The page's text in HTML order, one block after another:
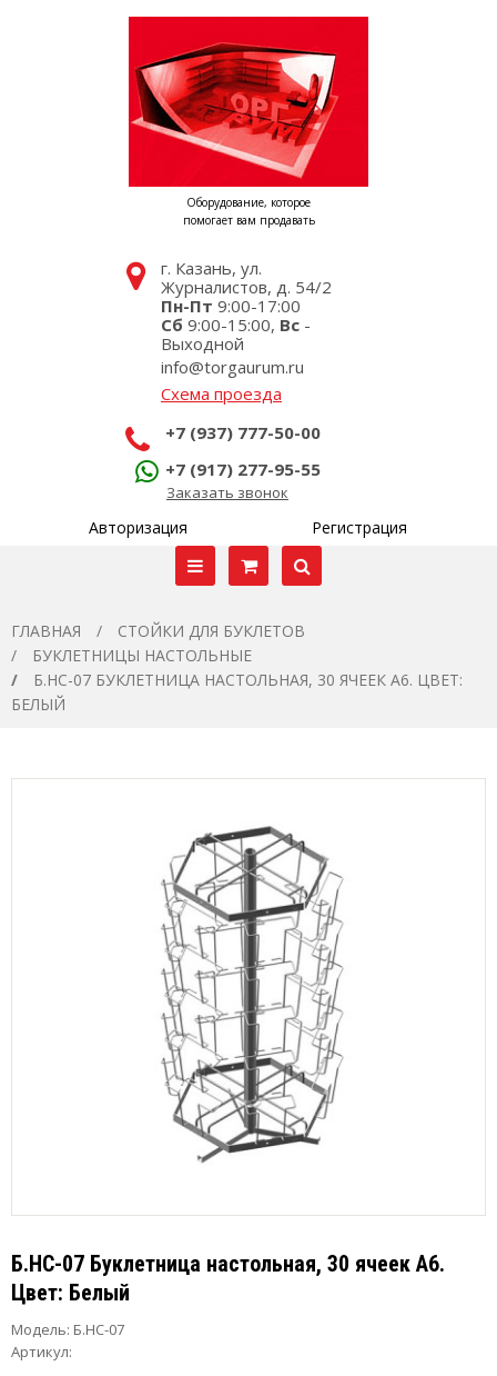
Оборудование, которое
помогает вам продавать
г. Казань, ул.
Журналистов, д. 54/2
Пн-Пт 9:00-17:00
Сб 9:00-15:00, Вс -
Выходной
info@torgaurum.ru
Схема проезда
+7 (937) 777-50-00
+7 (917) 277-95-55
Заказать звонок
Авторизация Регистрация
ГЛАВНАЯ
СТОЙКИ ДЛЯ БУКЛЕТОВ
БУКЛЕТНИЦЫ НАСТОЛЬНЫЕ
Б.НС-07 БУКЛЕТНИЦА НАСТОЛЬНАЯ, 30 ЯЧЕЕК А6. ЦВЕТ:
БЕЛЫЙ
Б.НС-07 Буклетница настольная, 30 ячеек А6.
Цвет: Белый
Модель: Б.НС-07
Артикул: